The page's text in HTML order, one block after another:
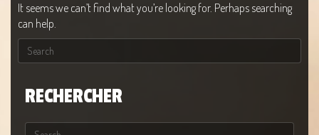
It seems we can’t find what you’re looking for. Perhaps searching
can help.
RECHERCHER